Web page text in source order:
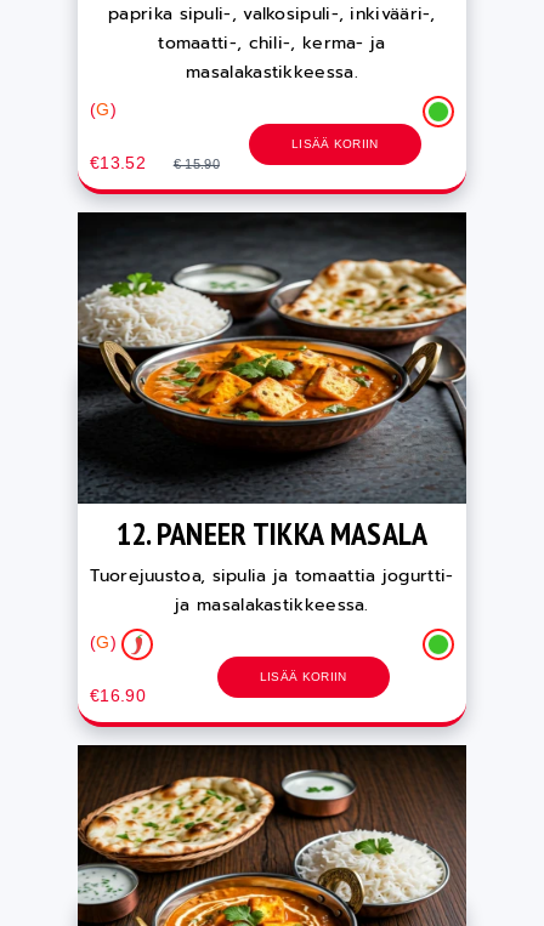
paprika sipuli-, valkosipuli-, inkivääri-,
tomaatti-, chili-, kerma- ja
masalakastikkeessa.
(G)
€13.52 € 15.90
LISÄÄ KORIIN
12. PANEER TIKKA MASALA
Tuorejuustoa, sipulia ja tomaattia jogurtti-
ja masalakastikkeessa.
(G)
€16.90
LISÄÄ KORIIN